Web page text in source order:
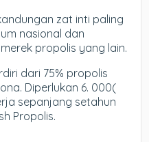
zat inti paling
nasional dan
propolis yang lain.
dari 75% propolis
Diperlukan 6. 000(
sepanjang setahun
Propolis.